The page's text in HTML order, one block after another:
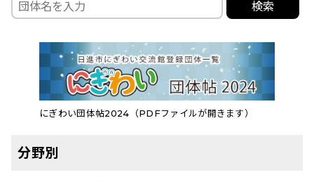
検索
にぎわい団体帖2024（PDFファイルが開きます）
分野別